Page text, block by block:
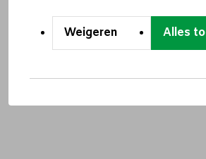
Weigeren Alles